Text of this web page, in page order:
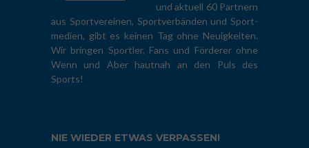
und aktuell 60 Partnern
aus Sportvereinen, Sportverbänden und Sport-
medien, gibt es keinen Tag ohne Neuigkeiten.
Wir bringen Sportler, Fans und Förderer ohne
Wenn und Aber hautnah an den Puls des
Sports!
NIE WIEDER ETWAS VERPASSEN!